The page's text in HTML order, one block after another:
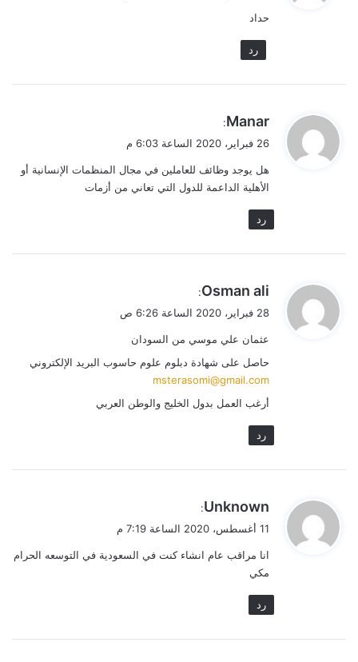
ل
حداد
رد
ي
ل
Manar
:
26 فبراير، 2020 الساعة 6:03 م
هل يوجد وظائف للعاملين في مجال المنظمات الإنسانية أو
الأهلية الداعمة للدول التي تعاني من أزمات
رد
ي
ل
Osman ali
:
28 فبراير، 2020 الساعة 6:26 ص
عثمان علي موسي من السودان
حاصل على شهادة دبلوم علوم حاسوب البريد الإلكتروني
msterasomi@gmail.com
أرغب العمل بدول الخليج والوطن العربي
رد
ي
ل
Unknown
:
11 أغسطس، 2020 الساعة 7:19 م
انا مراقب عام انشاء كنت في السعودية في التوسعه الحرام
مكي
رد